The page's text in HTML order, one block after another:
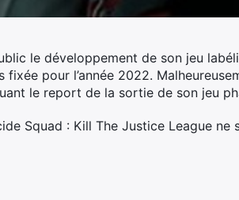
le développement de son jeu
pour l’année 2022.
le report de la sortie de son jeu
Squad : Kill The Justice League ne